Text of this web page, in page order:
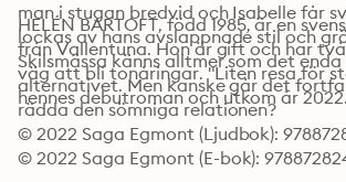
man i stugan bredvid och Isabelle får
lockas av hans avslappnade stil och
Skilsmässa känns alltmer som det
alternativet. Men kanske går det
rädda den sömniga relationen?
HELÉN BARTOFT, född 1985, är en
från Vallentuna. Hon är gift och har
väg att bli tonåringar. "Liten resa för
hennes debutroman och utkom år
© 2022 Saga Egmont (Ljudbok):
© 2022 Saga Egmont (E-bok):